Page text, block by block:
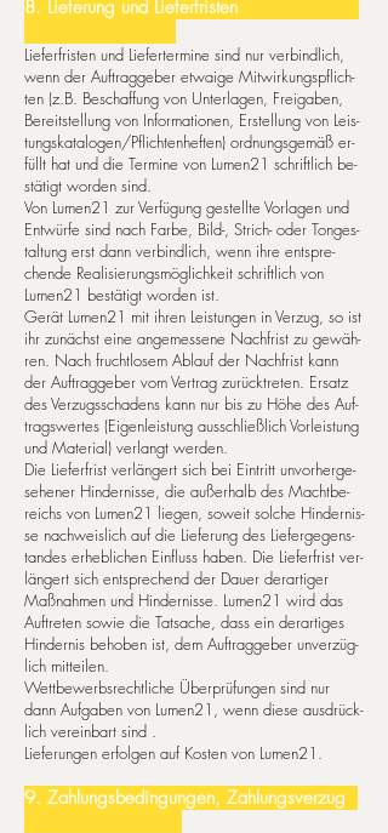
8. Lie­fe­rung und Lie­fer­fris­ten
Lie­fer­fris­ten und Lie­fer­ter­mi­ne sind nur ver­bind­lich,
wenn der Auf­trag­ge­ber et­wai­ge Mit­wir­kungs­pflich­
ten (z.B. Be­schaf­fung von Un­ter­la­gen, Frei­ga­ben,
Be­reit­stel­lung von In­for­ma­tio­nen, Er­stel­lung von Leis­
tungs­ka­ta­lo­gen/Pflich­tenheften) or­dnungs­gemäß er­
füllt hat und die Ter­mi­ne von Lumen21 schrift­lich be­
stä­tigt wor­den sind.
Von Lumen21 zur Ver­fü­gung ge­stell­te Vor­la­gen und
Ent­wür­fe sind nach Far­be, Bild-, Strich- oder Ton­ges­
tal­tung erst dann ver­bind­lich, wenn ih­re ent­spre­
chende Rea­li­sie­rungsmöglichkeit schrift­lich von
Lumen21 be­stä­tigt wor­den ist.
Ge­rät Lumen21 mit ih­ren Leis­tun­gen in Ver­zug, so ist
ihr zu­nächst ei­ne an­ge­mes­se­ne Nach­frist zu ge­wäh­
ren. Nach frucht­lo­sem Ab­lauf der Nach­frist kann
der Auf­trag­ge­ber vom Ver­trag zu­rück­tre­ten. Er­satz
des Ver­zugs­scha­dens kann nur bis zu Hö­he des Auf­
trags­wer­tes (Ei­gen­leis­tung aus­schließlich Vor­leis­tung
und Ma­te­ri­al) ver­langt wer­den.
Die Lie­fer­frist ver­län­gert sich bei Ein­tritt un­vor­her­ge­
se­he­ner Hin­der­nis­se, die au­ßer­halb des Macht­be­
reichs von Lumen21 lie­gen, so­weit sol­che Hin­der­nis­
se nach­weis­lich auf die Lie­ferung des Lie­fer­ge­gens­
tan­des er­he­blichen Ein­fluss haben. Die Lie­fer­frist ver­
län­gert sich ent­spre­chend der Dau­er der­ar­ti­ger
Maß­nah­men und Hin­der­nis­se. Lumen21 wird das
Auf­tre­ten so­wie die Tat­sache, dass ein der­ar­ti­ges
Hin­der­nis­ be­ho­ben ist, dem Auf­trag­ge­ber un­ver­züg­
lich mit­tei­len.
Wett­be­werbs­recht­li­che Über­prüfungen sind nur
dann Auf­ga­ben von Lumen21, wenn diese aus­drück­
lich ver­ein­bart sind .
Lie­fe­run­gen er­fol­gen auf Kos­ten von Lumen21.
9. Zah­lungs­be­din­gun­gen, Zah­lungs­ver­zug